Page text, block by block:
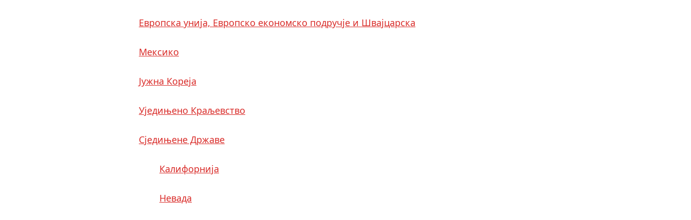
Европска унија, Европско економско подручје и Швајцарска
Мексико
Јужна Кореја
Уједињено Краљевство
Сједињене Државе
Калифорнија
Невада